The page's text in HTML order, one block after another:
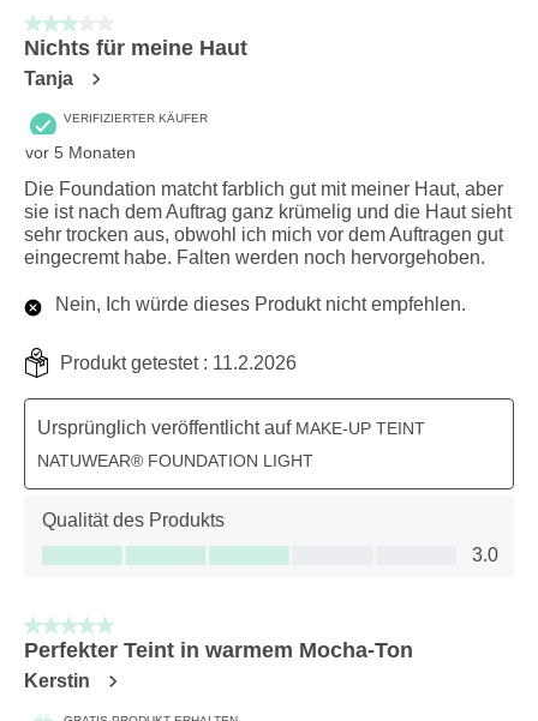
3 von 5 Sternen.
Nichts für meine Haut
Tanja
VERIFIZIERTER KÄUFER
vor 5 Monaten
Die Foundation matcht farblich gut mit meiner Haut, aber
sie ist nach dem Auftrag ganz krümelig und die Haut sieht
sehr trocken aus, obwohl ich mich vor dem Auftragen gut
eingecremt habe. Falten werden noch hervorgehoben.
Nein, Ich würde dieses Produkt nicht empfehlen.
Produkt getestet : 11.2.2026
Ursprünglich veröffentlicht auf MAKE-UP TEINT
NATUWEAR® FOUNDATION LIGHT
Qualität des Produkts
Qualität des Produkts, 3.0 von 5
3.0
5 von 5 Sternen.
Perfekter Teint in warmem Mocha-Ton
Kerstin